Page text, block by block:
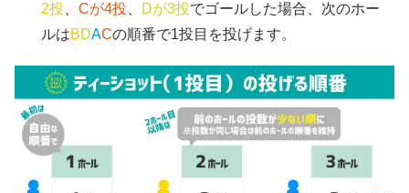
2投 、Cが4投 Dが3投でゴールした場合、次のホー
ルはBDACの順番で1投目を投げます。